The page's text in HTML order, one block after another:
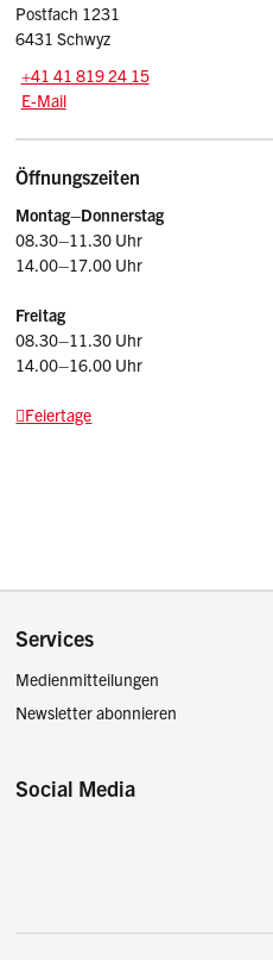
Postfach 1231
6431 Schwyz
Tel.:
+41 41 819 24 15
E-Mail: afin
E-Mail
Öffnungszeiten
Montag–Donnerstag
08.30–11.30 Uhr
14.00–17.00 Uhr
Freitag
08.30–11.30 Uhr
14.00–16.00 Uhr
Feiertage
Footer
Services
Medienmitteilungen
Newsletter abonnieren
Social Media